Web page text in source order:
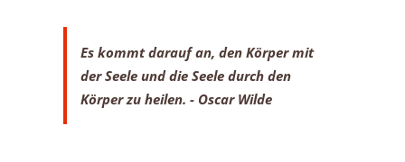
Es kommt darauf an, den Körper mit
der Seele und die Seele durch den
Körper zu heilen. - Oscar Wilde